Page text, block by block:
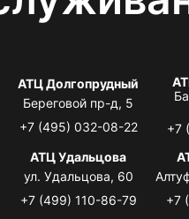
АТЦ Долгопрудный
Береговой пр-д, 5
+7 (495) 032-08-22
+7
АТЦ Удальцова
ул. Удальцова, 60
+7 (499) 110-86-79
+7